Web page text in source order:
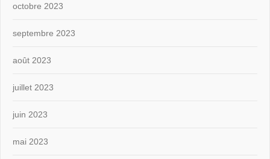
octobre 2023
septembre 2023
août 2023
juillet 2023
juin 2023
mai 2023